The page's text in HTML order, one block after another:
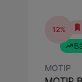
MOTIP
12%